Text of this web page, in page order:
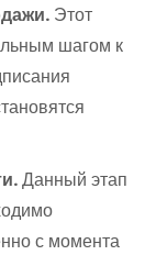
Этот
шагом к
Данный этап
с момента